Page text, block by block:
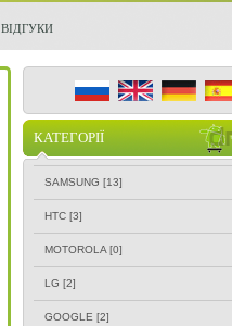
ВІДГУКИ
КАТЕГОРІЇ
SAMSUNG [13]
HTC [3]
MOTOROLA [0]
LG [2]
GOOGLE [2]